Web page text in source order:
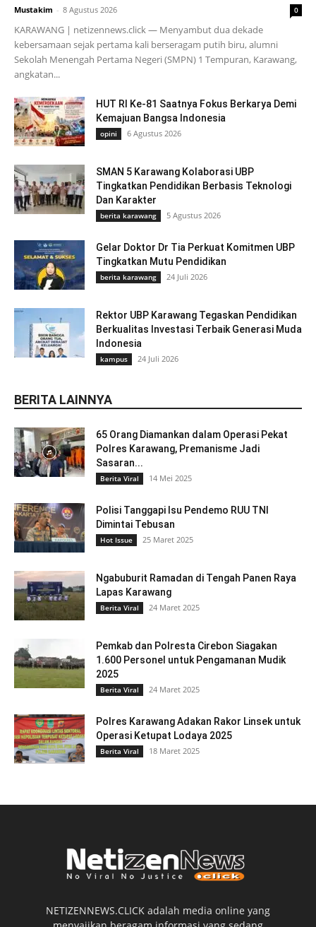
Mustakim - 8 Agustus 2026 0
KARAWANG | netizennews.click — Menyambut dua dekade
kebersamaan sejak pertama kali berseragam putih biru, alumni
Sekolah Menengah Pertama Negeri (SMPN) 1 Tempuran, Karawang,
angkatan...
HUT RI Ke-81 Saatnya Fokus Berkarya Demi
Kemajuan Bangsa Indonesia
opini 6 Agustus 2026
SMAN 5 Karawang Kolaborasi UBP
Tingkatkan Pendidikan Berbasis Teknologi
Dan Karakter
berita karawang 5 Agustus 2026
Gelar Doktor Dr Tia Perkuat Komitmen UBP
Tingkatkan Mutu Pendidikan
berita karawang 24 Juli 2026
Rektor UBP Karawang Tegaskan Pendidikan
Berkualitas Investasi Terbaik Generasi Muda
Indonesia
kampus 24 Juli 2026
BERITA LAINNYA
65 Orang Diamankan dalam Operasi Pekat
Polres Karawang, Premanisme Jadi
Sasaran...
Berita Viral 14 Mei 2025
Polisi Tanggapi Isu Pendemo RUU TNI
Dimintai Tebusan
Hot Issue 25 Maret 2025
Ngabuburit Ramadan di Tengah Panen Raya
Lapas Karawang
Berita Viral 24 Maret 2025
Pemkab dan Polresta Cirebon Siagakan
1.600 Personel untuk Pengamanan Mudik
2025
Berita Viral 24 Maret 2025
Polres Karawang Adakan Rakor Linsek untuk
Operasi Ketupat Lodaya 2025
Berita Viral 18 Maret 2025
NETIZENNEWS.CLICK adalah media online yang